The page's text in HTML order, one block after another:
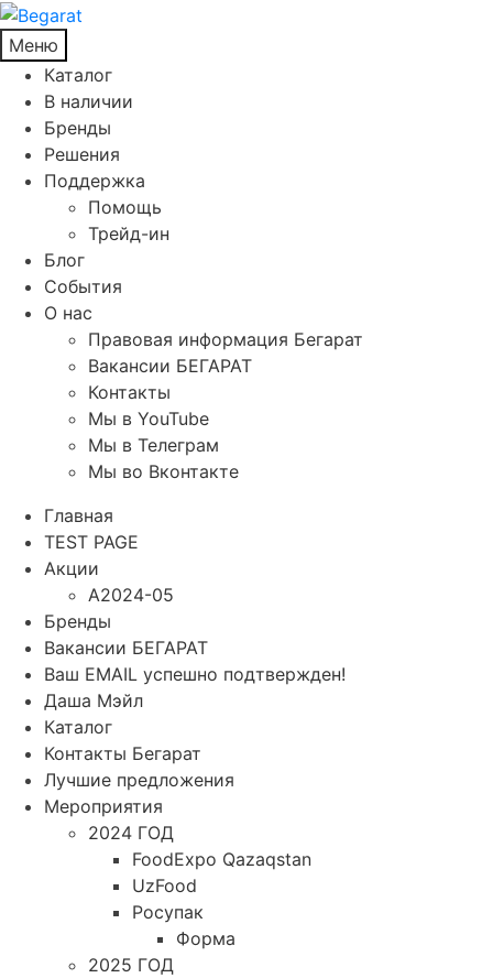
Меню
Каталог
В наличии
Бренды
Решения
Поддержка
Помощь
Трейд-ин
Блог
События
О нас
Правовая информация Бегарат
Вакансии БЕГАРАТ
Контакты
Мы в YouTube
Мы в Телеграм
Мы во Вконтакте
Главная
TEST PAGE
Акции
A2024-05
Бренды
Вакансии БЕГАРАТ
Ваш EMAIL успешно подтвержден!
Даша Мэйл
Каталог
Контакты Бегарат
Лучшие предложения
Мероприятия
2024 ГОД
FoodExpo Qazaqstan
UzFood
Росупак
Форма
2025 ГОД